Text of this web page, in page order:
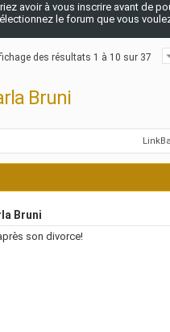
avoir à vous inscrire avant de
le forum que vous
des résultats 1 à 10 sur 37
Bruni
Bruni
son divorce!